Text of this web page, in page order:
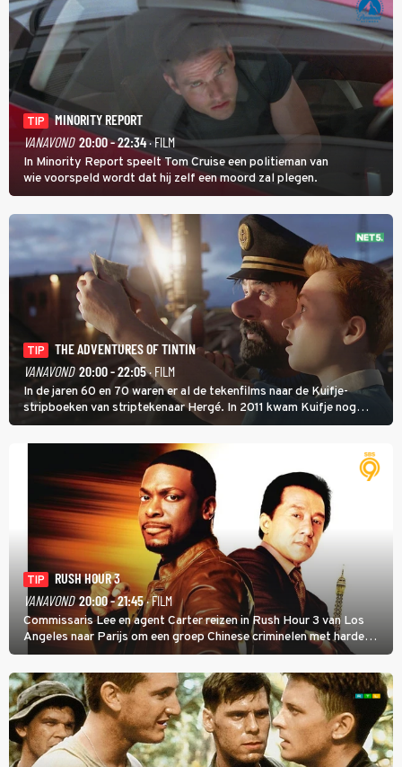
TIP
MINORITY REPORT
VANAVOND 20:00 - 22:34· FILM
In Minority Report speelt Tom Cruise een politieman van
wie voorspeld wordt dat hij zelf een moord zal plegen.
TIP
THE ADVENTURES OF TINTIN
VANAVOND 20:00 - 22:05· FILM
In de jaren 60 en 70 waren er al de tekenfilms naar de Kuifje-
stripboeken van striptekenaar Hergé. In 2011 kwam Kuifje nog
meer tot leven in The Adventures of Tintin van Steven Spielberg.
TIP
RUSH HOUR 3
VANAVOND 20:00 - 21:45· FILM
Commissaris Lee en agent Carter reizen in Rush Hour 3 van Los
Angeles naar Parijs om een groep Chinese criminelen met harde
hand aan te pakken.